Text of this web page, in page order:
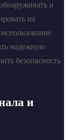
и
на
надежную
безопасность
и